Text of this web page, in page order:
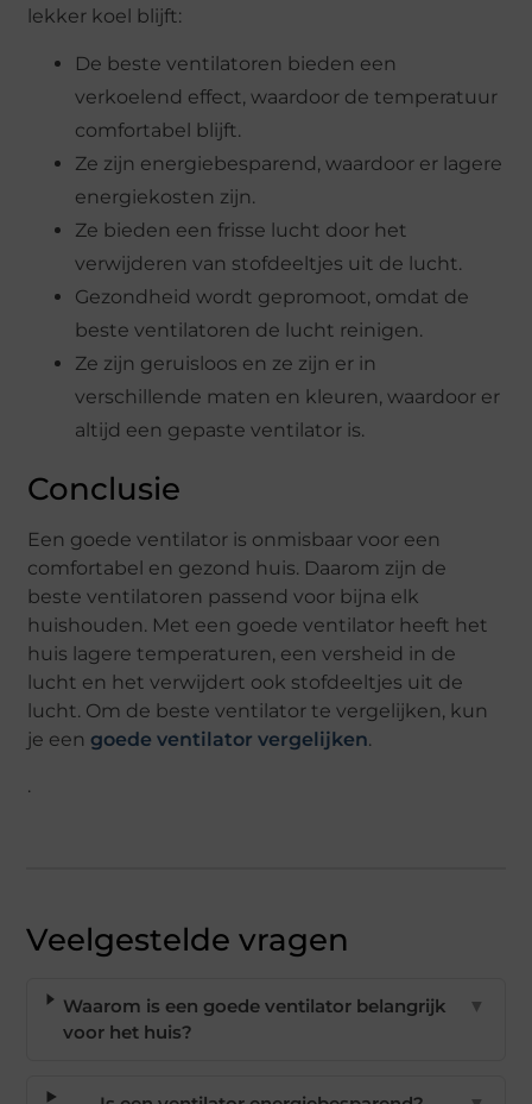
lekker koel blijft:
De beste ventilatoren bieden een
verkoelend effect, waardoor de temperatuur
comfortabel blijft.
Ze zijn energiebesparend, waardoor er lagere
energiekosten zijn.
Ze bieden een frisse lucht door het
verwijderen van stofdeeltjes uit de lucht.
Gezondheid wordt gepromoot, omdat de
beste ventilatoren de lucht reinigen.
Ze zijn geruisloos en ze zijn er in
verschillende maten en kleuren, waardoor er
altijd een gepaste ventilator is.
Conclusie
Een goede ventilator is onmisbaar voor een
comfortabel en gezond huis. Daarom zijn de
beste ventilatoren passend voor bijna elk
huishouden. Met een goede ventilator heeft het
huis lagere temperaturen, een versheid in de
lucht en het verwijdert ook stofdeeltjes uit de
lucht. Om de beste ventilator te vergelijken, kun
je eengoede ventilator vergelijken.
.
Veelgestelde vragen
Waarom is een goede ventilator belangrijk
voor het huis?
▼